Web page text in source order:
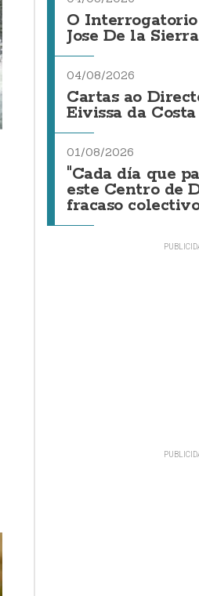
O Interrogatorio
Jose De la Sierra
04/08/2026
Cartas ao
Eivissa da
01/08/2026
"Cada día que
este Centro de
fracaso